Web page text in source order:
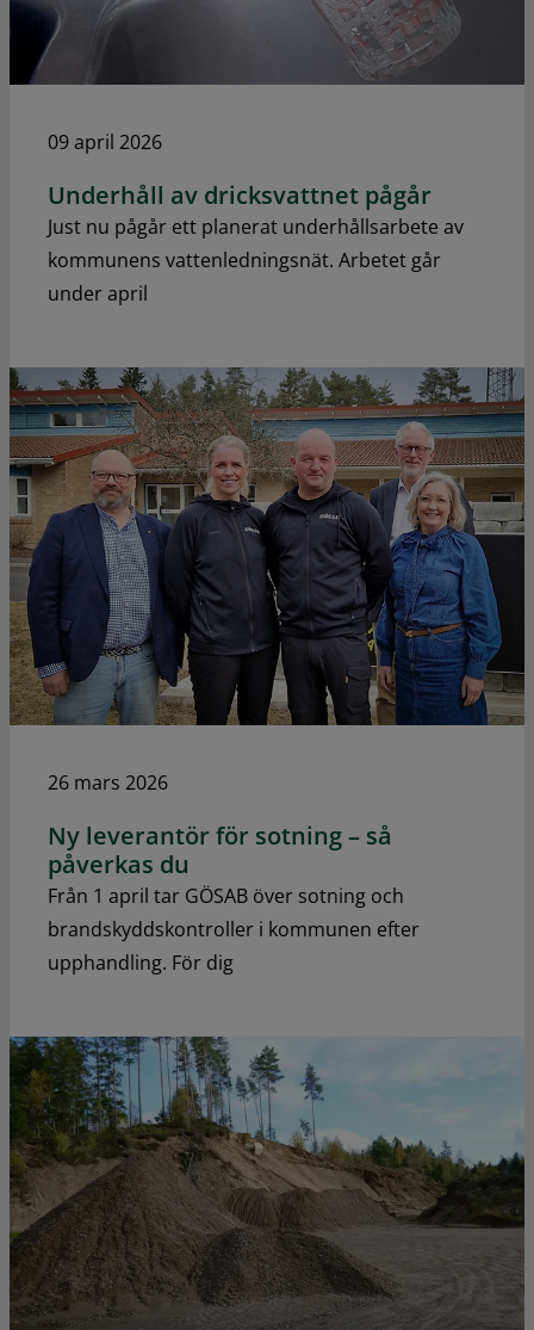
09 april 2026
Underhåll av dricksvattnet pågår
Just nu pågår ett planerat underhållsarbete av
kommunens vattenledningsnät. Arbetet går
under april
26 mars 2026
Ny leverantör för sotning – så
påverkas du
Från 1 april tar GÖSAB över sotning och
brandskyddskontroller i kommunen efter
upphandling. För dig